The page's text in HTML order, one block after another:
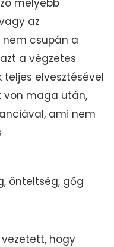
mélyebb
az
nem csupán a
a végzetes
elvesztésével
von maga után,
ami nem
önteltség, gőg
hogy